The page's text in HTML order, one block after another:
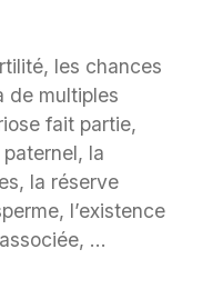
les chances
de multiples
fait partie,
la
la réserve
l’existence
…